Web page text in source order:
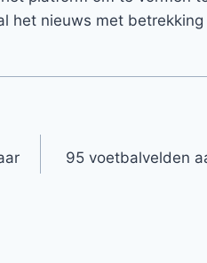
het nieuws met betrekking
95 voetbalvelden